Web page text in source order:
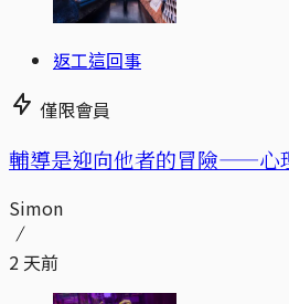
返工這回事
僅限會員
輔導是迎向他者的冒險——心
Simon
2 天前